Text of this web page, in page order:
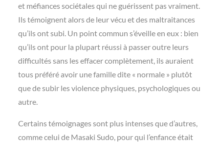
et méfiances sociétales qui ne guérissent pas vraiment.
Ils témoignent alors de leur vécu et des maltraitances
qu’ils ont subi. Un point commun s’éveille en eux : bien
qu’ils ont pour la plupart réussi à passer outre leurs
difficultés sans les effacer complètement, ils auraient
tous préféré avoir une famille dite « normale » plutôt
que de subir les violence physiques, psychologiques ou
autre.
Certains témoignages sont plus intenses que d’autres,
comme celui de Masaki Sudo, pour qui l’enfance était